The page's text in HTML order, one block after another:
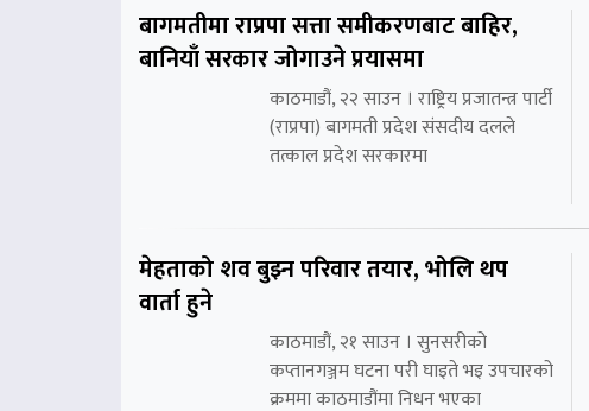
बागमतीमा राप्रपा सत्ता समीकरणबाट बाहिर,
बानियाँ सरकार जोगाउने प्रयासमा
काठमाडौं, २२ साउन । राष्ट्रिय प्रजातन्त्र पार्टी
(राप्रपा) बागमती प्रदेश संसदीय दलले
तत्काल प्रदेश सरकारमा
मेहताको शव बुझ्न परिवार तयार, भोलि थप
वार्ता हुने
काठमाडौं, २१ साउन । सुनसरीको
कप्तानगञ्जम घटना परी घाइते भइ उपचारको
क्रममा काठमाडौंमा निधन भएका